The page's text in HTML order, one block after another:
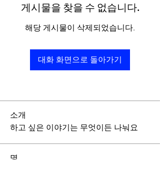
게시물을 찾을 수 없습니다.
해당 게시물이 삭제되었습니다.
대화 화면으로 돌아가기
소개
하고 싶은 이야기는 무엇이든 나눠요
명